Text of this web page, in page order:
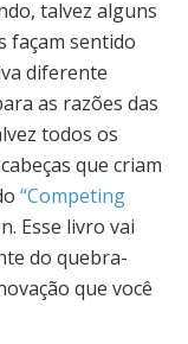
talvez alguns
façam sentido
diferente
as razões das
todos os
que criam
“Competing
Esse livro vai
do quebra-
que você